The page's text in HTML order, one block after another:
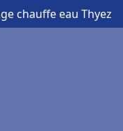
chauffe eau Thyez